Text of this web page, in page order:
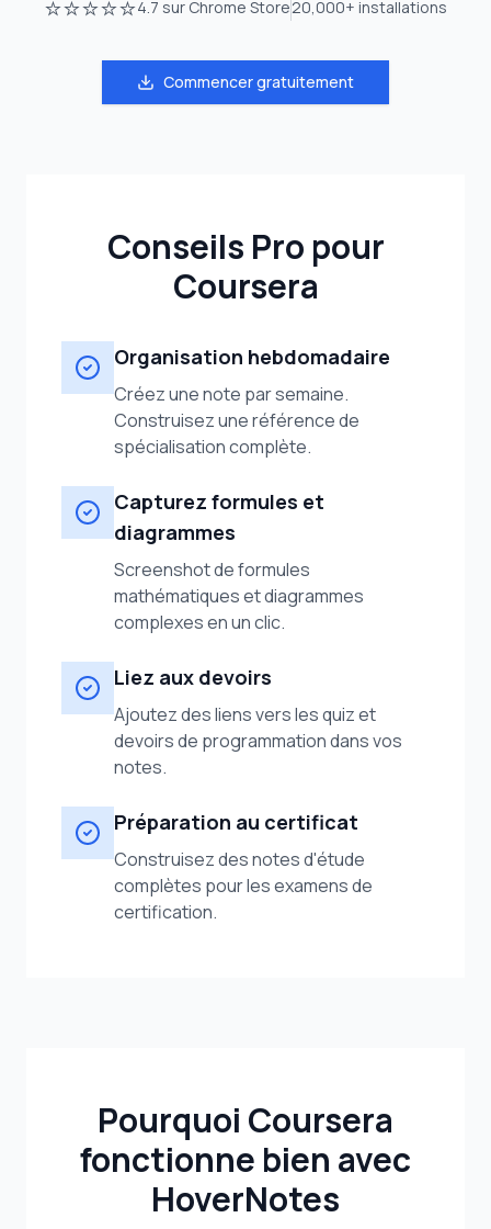
4.7 sur Chrome Store20,000+ installations
Commencer gratuitement
Conseils Pro pour
Coursera
Organisation hebdomadaire
Créez une note par semaine.
Construisez une référence de
spécialisation complète.
Capturez formules et
diagrammes
Screenshot de formules
mathématiques et diagrammes
complexes en un clic.
Liez aux devoirs
Ajoutez des liens vers les quiz et
devoirs de programmation dans vos
notes.
Préparation au certificat
Construisez des notes d'étude
complètes pour les examens de
certification.
Pourquoi Coursera
fonctionne bien avec
HoverNotes